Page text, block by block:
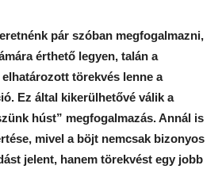
pár szóban megfogalmazni,
érthető legyen, talán a
törekvés lenne a
Ez által kikerülhetővé válik a
húst” megfogalmazás. Annál is
mivel a böjt nemcsak bizonyos
jelent, hanem törekvést egy jobb